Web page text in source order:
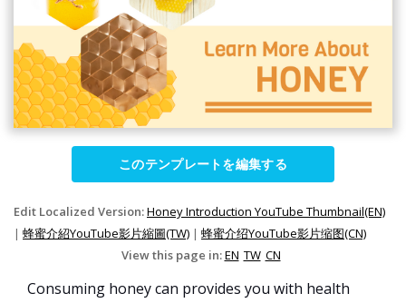
このテンプレートを編集する
Edit Localized Version:Honey Introduction YouTube Thumbnail(EN)
| 蜂蜜介紹YouTube影片縮圖(TW) | 蜂蜜介绍YouTube影片缩图(CN)
View this page in:EN TW CN
Consuming honey can provides you with health